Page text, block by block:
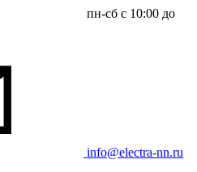
пн-сб с 10:00 до
info@electra-nn.ru